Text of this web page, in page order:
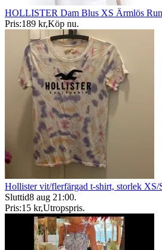
HOLLISTER Dam Blus XS Ärmlös
Pris:189 kr,Köp nu.
Hollister vit/flerfärgad t-shirt, storlek XS/
Sluttid8 aug 21:00.
Pris:15 kr,Utropspris.